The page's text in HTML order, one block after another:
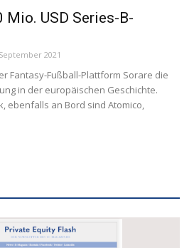
Mio. USD Series-B-
2021
Fantasy-Fußball-Plattform Sorare die
in der europäischen Geschichte.
ebenfalls an Bord sind Atomico,